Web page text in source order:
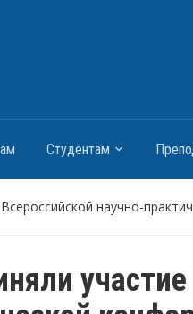
Студентам
научно-
участие